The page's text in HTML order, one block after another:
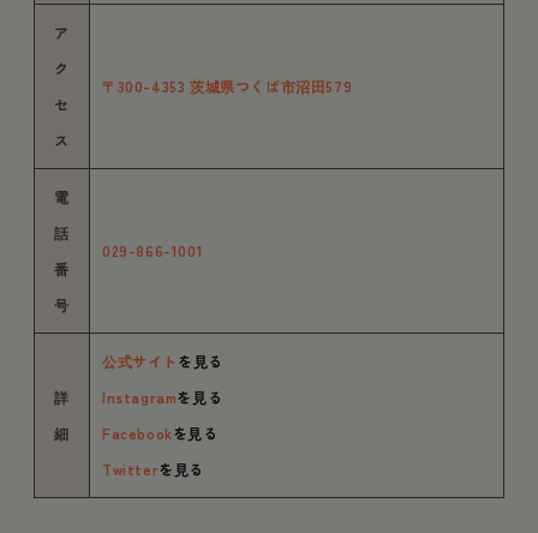
ア
ク
セ
ス
〒300-4353 茨城県つくば市沼田579
電
話
番
号
029-866-1001
詳
細
公式サイト を見る
Instagramを見る
Facebookを見る
Twitterを見る